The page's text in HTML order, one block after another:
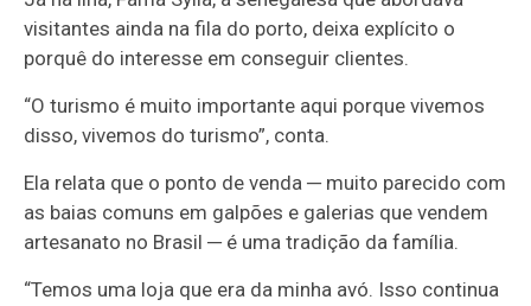
visitantes ainda na fila do porto, deixa explícito o
porquê do interesse em conseguir clientes.
“O turismo é muito importante aqui porque vivemos
disso, vivemos do turismo”, conta.
Ela relata que o ponto de venda ─ muito parecido com
as baias comuns em galpões e galerias que vendem
artesanato no Brasil ─ é uma tradição da família.
“Temos uma loja que era da minha avó. Isso continua